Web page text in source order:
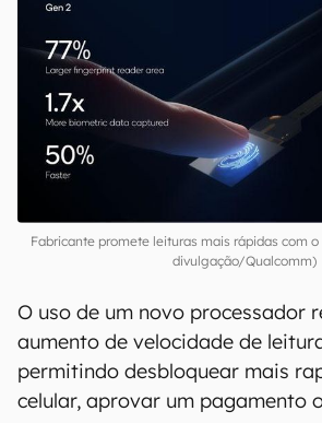
Fabricante promete leituras mais rápidas com
divulgação/Qualcomm)
O uso de um novo processador
aumento de velocidade de
permitindo desbloquear mais
celular, aprovar um pagamento